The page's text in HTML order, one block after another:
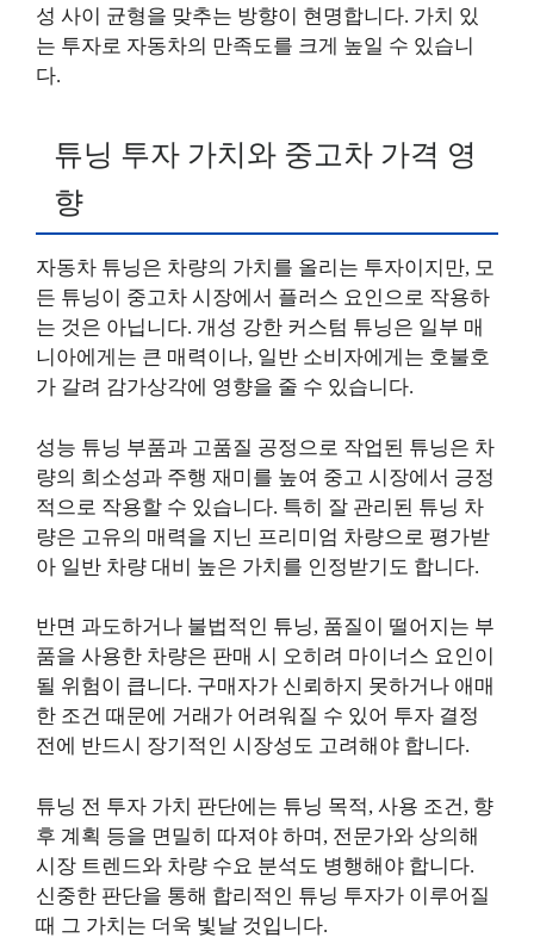
성 사이 균형을 맞추는 방향이 현명합니다. 가치 있
는 투자로 자동차의 만족도를 크게 높일 수 있습니
다.
튜닝 투자 가치와 중고차 가격 영
향
자동차 튜닝은 차량의 가치를 올리는 투자이지만, 모
든 튜닝이 중고차 시장에서 플러스 요인으로 작용하
는 것은 아닙니다. 개성 강한 커스텀 튜닝은 일부 매
니아에게는 큰 매력이나, 일반 소비자에게는 호불호
가 갈려 감가상각에 영향을 줄 수 있습니다.
성능 튜닝 부품과 고품질 공정으로 작업된 튜닝은 차
량의 희소성과 주행 재미를 높여 중고 시장에서 긍정
적으로 작용할 수 있습니다. 특히 잘 관리된 튜닝 차
량은 고유의 매력을 지닌 프리미엄 차량으로 평가받
아 일반 차량 대비 높은 가치를 인정받기도 합니다.
반면 과도하거나 불법적인 튜닝, 품질이 떨어지는 부
품을 사용한 차량은 판매 시 오히려 마이너스 요인이
될 위험이 큽니다. 구매자가 신뢰하지 못하거나 애매
한 조건 때문에 거래가 어려워질 수 있어 투자 결정
전에 반드시 장기적인 시장성도 고려해야 합니다.
튜닝 전 투자 가치 판단에는 튜닝 목적, 사용 조건, 향
후 계획 등을 면밀히 따져야 하며, 전문가와 상의해
시장 트렌드와 차량 수요 분석도 병행해야 합니다.
신중한 판단을 통해 합리적인 튜닝 투자가 이루어질
때 그 가치는 더욱 빛날 것입니다.